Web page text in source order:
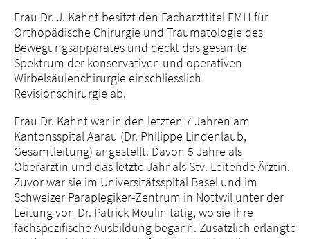
Frau Dr. J. Kahnt besitzt den Facharzttitel FMH für
Orthopädische Chirurgie und Traumatologie des
Bewegungsapparates und deckt das gesamte
Spektrum der konservativen und operativen
Wirbelsäulenchirurgie einschliesslich
Revisionschirurgie ab.
Frau Dr. Kahnt war in den letzten 7 Jahren am
Kantonsspital Aarau (Dr. Philippe Lindenlaub,
Gesamtleitung) angestellt. Davon 5 Jahre als
Oberärztin und das letzte Jahr als Stv. Leitende Ärztin.
Zuvor war sie im Universitätsspital Basel und im
Schweizer Paraplegiker-Zentrum in Nottwil unter der
Leitung von Dr. Patrick Moulin tätig, wo sie Ihre
fachspezifische Ausbildung begann. Zusätzlich erlangte